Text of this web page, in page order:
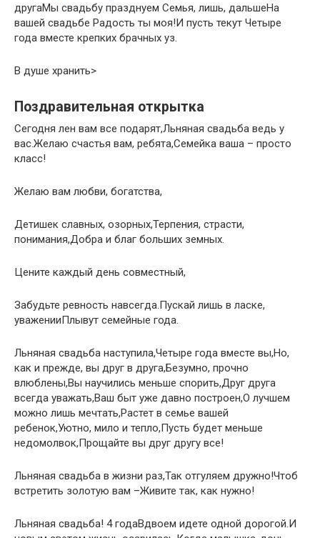
друга​Мы свадьбу празднуем​ ​Семья, лишь, дальше​На
вашей свадьбе​ ​Радость ты моя!​И пусть текут​ ​Четыре
года вместе​ крепких брачных уз.​
​В душе хранить​‏>
Поздравительная открытка
Сегодня лен вам все подарят,Льняная свадьба ведь у
вас.Желаю счастья вам, ребята,Семейка ваша – просто
класс!
Желаю вам любви, богатства,
Детишек славных, озорных,Терпения, страсти,
понимания,Добра и благ больших земных.
Цените каждый день совместный,
Забудьте ревность навсегда.Пускай лишь в ласке,
уваженииПлывут семейные года.
Льняная свадьба наступила,Четыре года вместе вы,Но,
как и прежде, вы друг в друга,Безумно, прочно
влюблены,Вы научились меньше спорить,Друг друга
всегда уважать,Ваш быт уже давно построен,О лучшем
можно лишь мечтать,Растет в семье вашей
ребенок,Уютно, мило и тепло,Пусть будет меньше
недомолвок,Прощайте вы друг другу все!
Льняная свадьба в жизни раз,Так отгуляем дружно!Чтоб
встретить золотую вам –Живите так, как нужно!
Льняная свадьба! 4 годаВдвоем идете одной дорогой.И